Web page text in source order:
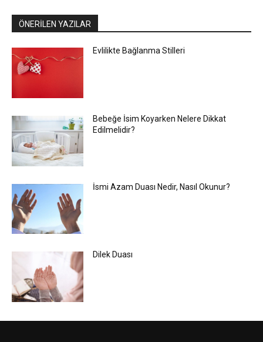
ÖNERİLEN YAZILAR
Evlilikte Bağlanma Stilleri
Bebeğe İsim Koyarken Nelere Dikkat
Edilmelidir?
İsmi Azam Duası Nedir, Nasıl Okunur?
Dilek Duası